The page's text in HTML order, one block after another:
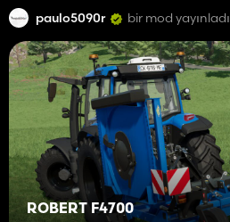
paulo5090r bir mod yayınladı
ROBERT F4700